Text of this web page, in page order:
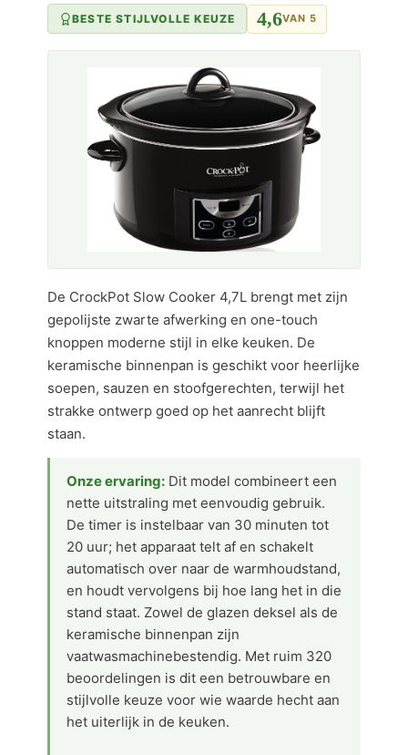
BESTE STIJLVOLLE KEUZE 4,6VAN 5
De CrockPot Slow Cooker 4,7L brengt met zijn
gepolijste zwarte afwerking en one-touch
knoppen moderne stijl in elke keuken. De
keramische binnenpan is geschikt voor heerlijke
soepen, sauzen en stoofgerechten, terwijl het
strakke ontwerp goed op het aanrecht blijft
staan.
Onze ervaring: Dit model combineert een
nette uitstraling met eenvoudig gebruik.
De timer is instelbaar van 30 minuten tot
20 uur; het apparaat telt af en schakelt
automatisch over naar de warmhoudstand,
en houdt vervolgens bij hoe lang het in die
stand staat. Zowel de glazen deksel als de
keramische binnenpan zijn
vaatwasmachinebestendig. Met ruim 320
beoordelingen is dit een betrouwbare en
stijlvolle keuze voor wie waarde hecht aan
het uiterlijk in de keuken.